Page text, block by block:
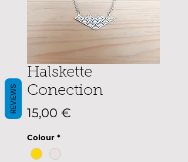
Halskette
Conection
15,00 €
Colour *
REVIEWS